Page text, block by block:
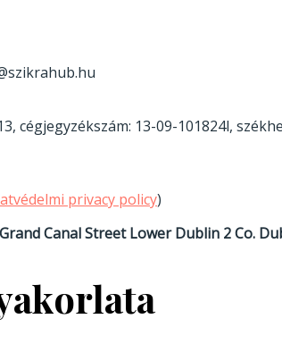
cégjegyzékszám: 13-09-101824l,
privacy policy)
Canal Street Lower Dublin 2 Co.